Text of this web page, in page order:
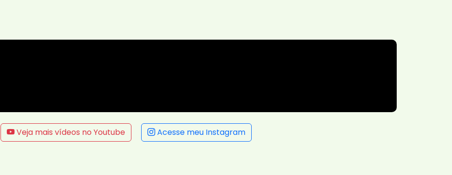
Veja mais vídeos no Youtube Acesse meu Instagram